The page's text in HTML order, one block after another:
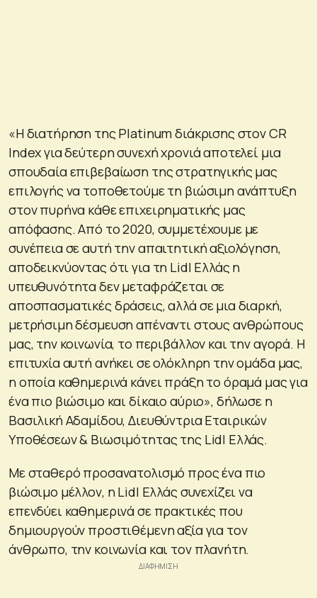
«Η διατήρηση της Platinum διάκρισης στον CR
Index για δεύτερη συνεχή χρονιά αποτελεί μια
σπουδαία επιβεβαίωση της στρατηγικής μας
επιλογής να τοποθετούμε τη βιώσιμη ανάπτυξη
στον πυρήνα κάθε επιχειρηματικής μας
απόφασης. Από το 2020, συμμετέχουμε με
συνέπεια σε αυτή την απαιτητική αξιολόγηση,
αποδεικνύοντας ότι για τη Lidl Ελλάς η
υπευθυνότητα δεν μεταφράζεται σε
αποσπασματικές δράσεις, αλλά σε μια διαρκή,
μετρήσιμη δέσμευση απέναντι στους ανθρώπους
μας, την κοινωνία, το περιβάλλον και την αγορά. Η
επιτυχία αυτή ανήκει σε ολόκληρη την ομάδα μας,
η οποία καθημερινά κάνει πράξη το όραμά μας για
ένα πιο βιώσιμο και δίκαιο αύριο», δήλωσε η
Βασιλική Αδαμίδου, Διευθύντρια Εταιρικών
Υποθέσεων & Βιωσιμότητας της Lidl Ελλάς.
Με σταθερό προσανατολισμό προς ένα πιο
βιώσιμο μέλλον, η Lidl Ελλάς συνεχίζει να
επενδύει καθημερινά σε πρακτικές που
δημιουργούν προστιθέμενη αξία για τον
άνθρωπο, την κοινωνία και τον πλανήτη.